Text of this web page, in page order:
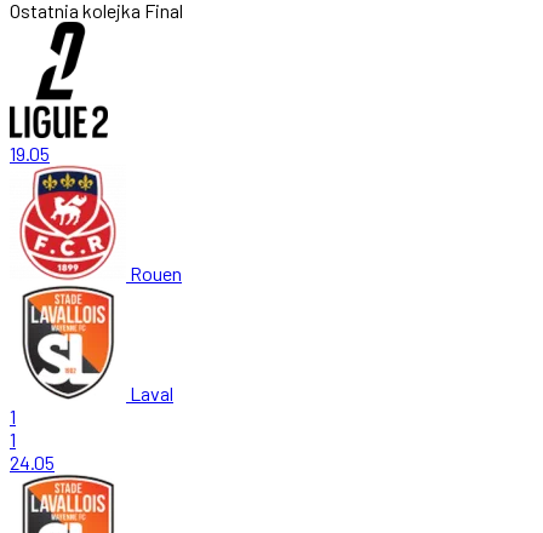
Ostatnia kolejka Final
19.05
Rouen
Laval
1
1
24.05